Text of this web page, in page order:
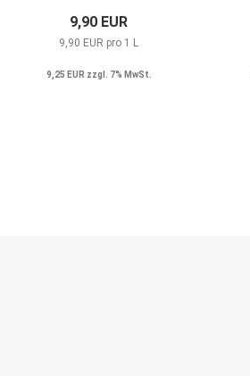
9,90 EUR
9,90 EUR pro 1 L
9,25 EUR zzgl. 7% MwSt.